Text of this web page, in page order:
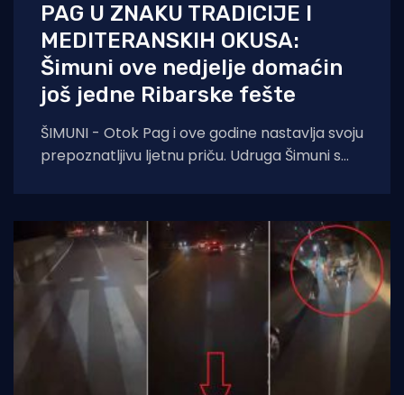
PAG U ZNAKU TRADICIJE I
MEDITERANSKIH OKUSA:
Šimuni ove nedjelje domaćin
još jedne Ribarske fešte
ŠIMUNI - Otok Pag i ove godine nastavlja svoju
prepoznatljivu ljetnu priču. Udruga Šimuni s